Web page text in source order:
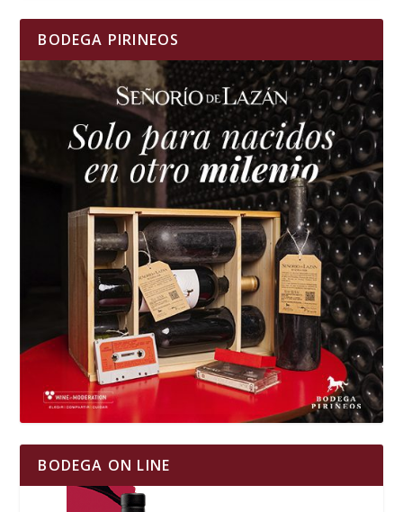
BODEGA PIRINEOS
BODEGA ON LINE